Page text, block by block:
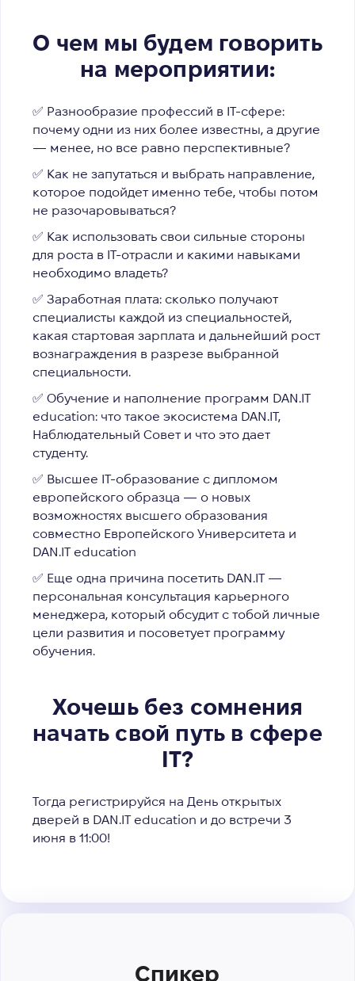
О чем мы будем говорить
на мероприятии:
✅ Разнообразие профессий в ІТ-сфере:
почему одни из них более известны, а другие
— менее, но все равно перспективные?
✅ Как не запутаться и выбрать направление,
которое подойдет именно тебе, чтобы потом
не разочаровываться?
✅ Как использовать свои сильные стороны
для роста в ІТ-отрасли и какими навыками
необходимо владеть?
✅ Заработная плата: сколько получают
специалисты каждой из специальностей,
какая стартовая зарплата и дальнейший рост
вознаграждения в разрезе выбранной
специальности.
✅ Обучение и наполнение программ DAN.IT
education: что такое экосистема DAN.IT,
Наблюдательный Совет и что это дает
студенту.
✅ Высшее IТ-образование с дипломом
европейского образца — о новых
возможностях высшего образования
совместно Европейского Университета и
DAN.IT education
✅ Еще одна причина посетить DAN.IT —
персональная консультация карьерного
менеджера, который обсудит с тобой личные
цели развития и посоветует программу
обучения.
Хочешь без сомнения
начать свой путь в сфере
ІТ?
Тогда регистрируйся на День открытых
дверей в DAN.IT education и до встречи 3
июня в 11:00!
Спикер